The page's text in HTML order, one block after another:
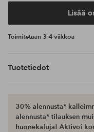
Lisää
Toimitetaan 3-4 viikkoa
Tuotetiedot
30% alennusta*
alennusta* tilauksen
huonekaluja! Aktivoi